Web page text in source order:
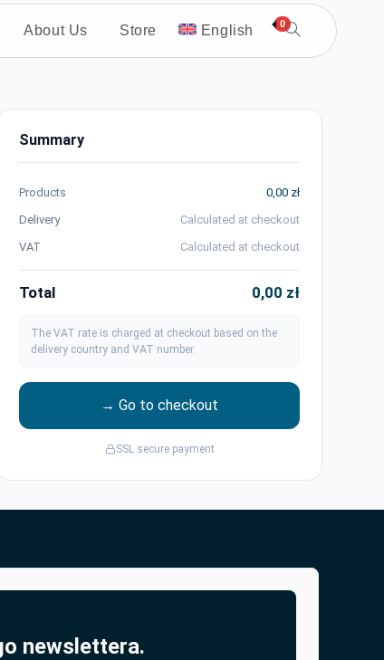
About Us Store English 0
Summary
Products 0,00 zł
Delivery
Calculated at checkout
VAT
Calculated at checkout
Total 0,00 zł
The VAT rate is charged at checkout based on the
delivery country and VAT number.
→ Go to checkout
SSL secure payment
newslettera.